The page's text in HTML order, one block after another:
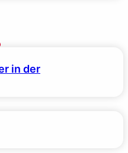
in der